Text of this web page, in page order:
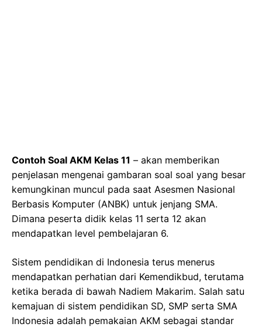
Contoh Soal AKM Kelas 11 – akan memberikan
penjelasan mengenai gambaran soal soal yang besar
kemungkinan muncul pada saat Asesmen Nasional
Berbasis Komputer (ANBK) untuk jenjang SMA.
Dimana peserta didik kelas 11 serta 12 akan
mendapatkan level pembelajaran 6.
Sistem pendidikan di Indonesia terus menerus
mendapatkan perhatian dari Kemendikbud, terutama
ketika berada di bawah Nadiem Makarim. Salah satu
kemajuan di sistem pendidikan SD, SMP serta SMA
Indonesia adalah pemakaian AKM sebagai standar